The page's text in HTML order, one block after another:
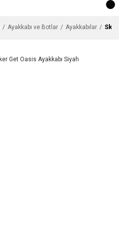
Ayakkabı ve Botlar Ayakkabılar